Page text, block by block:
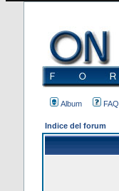
Album FAQ
Indice del forum